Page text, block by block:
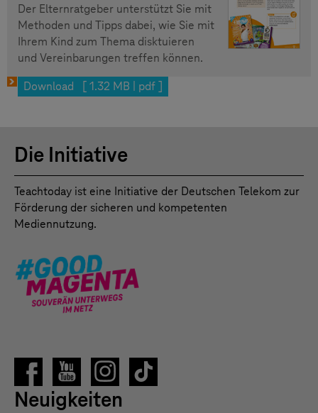
Der Elternratgeber unterstützt Sie mit
Methoden und Tipps dabei, wie Sie mit
Ihrem Kind zum Thema disktuieren
und Vereinbarungen treffen können.
Download [ 1.32 MB | pdf ]
Die Initiative
Teachtoday ist eine Initiative der Deutschen Telekom zur
Förderung der sicheren und kompetenten
Mediennutzung.
Neuigkeiten